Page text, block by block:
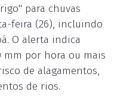
para chuvas
feira (26), incluindo
O alerta indica
mm por hora ou mais
de alagamentos,
de rios.